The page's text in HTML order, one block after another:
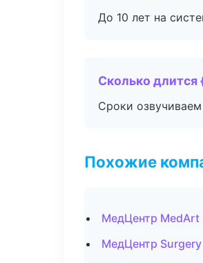
До 10 лет на
Сколько длится
Сроки
Похожие
МедЦентр
МедЦентр